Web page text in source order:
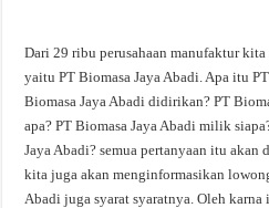
Dari 29 ribu perusahaan manufaktur kita
yaitu PT Biomasa Jaya Abadi. Apa itu
Biomasa Jaya Abadi didirikan? PT
apa? PT Biomasa Jaya Abadi milik
Jaya Abadi? semua pertanyaan itu
kita juga akan menginformasikan
Abadi juga syarat syaratnya. Oleh